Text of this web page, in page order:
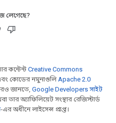
লেগেছে?
কন্টেন্ট Creative Commons
কোডের নমুনাগুলিApache 2.0
জানতে, Google Developers সাইট
অ্যাফিলিয়েট সংস্থার রেজিস্টার্ড
-এর অধীনে লাইসেন্স প্রাপ্ত।